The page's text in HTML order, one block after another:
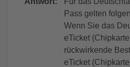
Pass gelten
Wenn Sie das
eTicket
rückwirkende
eTicket